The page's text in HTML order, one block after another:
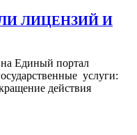
ЛИЦЕНЗИЙ И
Единый портал
услуги:
действия